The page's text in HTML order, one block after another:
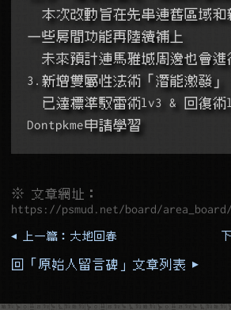
一些房間功能再陸續補上
未來預計連馬雅城周邊也會
3.新增雙屬性法術「潛能激發」
Dontpkme申請學習
※ 文章網址：
https://psmud.net/board/area_board/
◂ 上一篇：大地回春
回「原始人留言碑」文章列表 ▸